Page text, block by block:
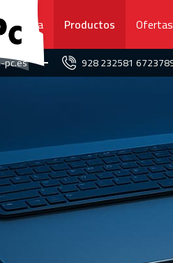
Portada Productos Ofertas
pc.es 928 232581